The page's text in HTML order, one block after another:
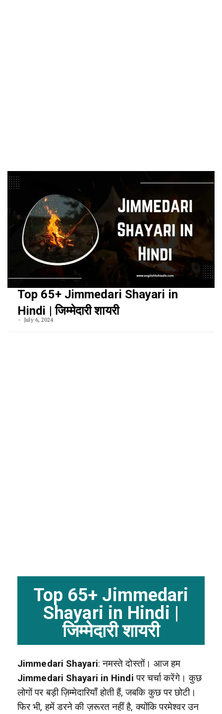
Top 65+ Jimmedari Shayari in
Hindi | जिम्मेदारी शायरी
July 6, 2024
Top 65+ Jimmedari
Shayari in Hindi |
जिम्मेदारी शायरी
Jimmedari Shayari: नमस्ते दोस्तों। आज हम
Jimmedari Shayari in Hindi पर चर्चा करेंगे। कुछ
लोगों पर बड़ी ज़िम्मेदारियाँ होती हैं, जबकि कुछ पर छोटी।
फिर भी, हमें डरने की ज़रूरत नहीं है, क्योंकि परमेश्वर उन